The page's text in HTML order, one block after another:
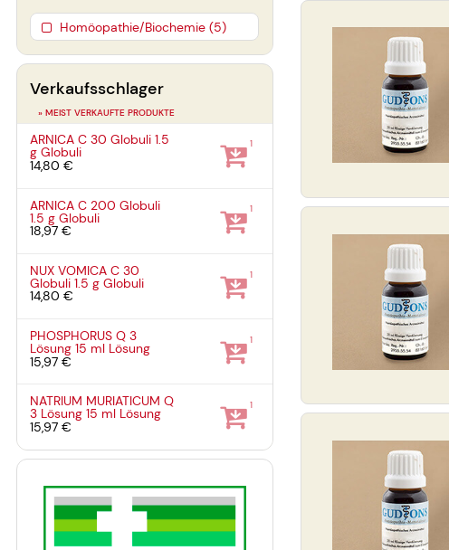
Homöopathie/Biochemie (5)
Verkaufsschlager
» MEIST VERKAUFTE PRODUKTE
ARNICA C 30 Globuli1.5
gGlobuli
14,80 €
1
ARNICA C 200 Globuli
1.5 gGlobuli
18,97 €
1
NUX VOMICA C 30
Globuli1.5 gGlobuli
14,80 €
1
PHOSPHORUS Q 3
Lösung15 ml Lösung
15,97 €
1
NATRIUM MURIATICUM Q
3 Lösung15 ml Lösung
15,97 €
1